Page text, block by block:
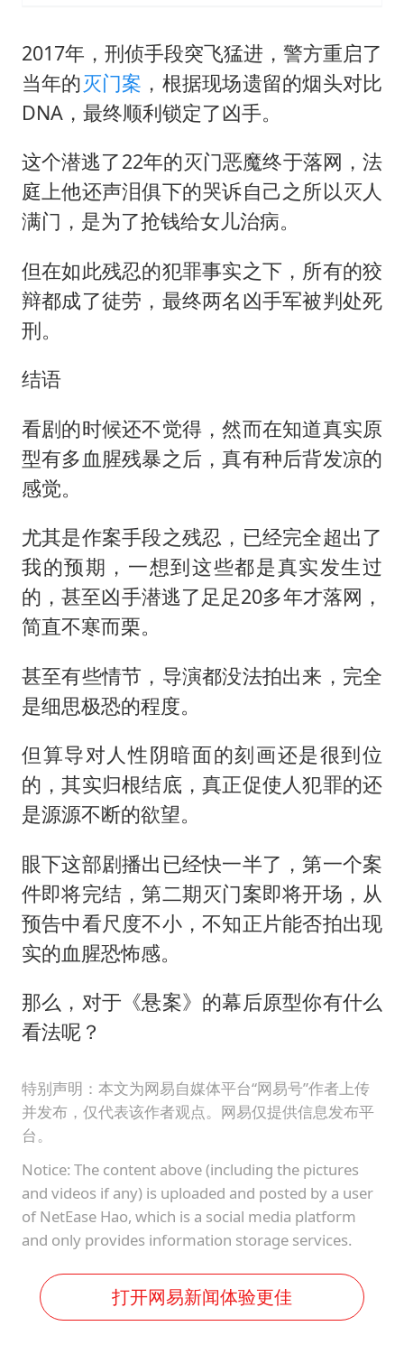
2017年，刑侦手段突飞猛进，警方重启了
当年的灭门案 ，根据现场遗留的烟头对比
DNA，最终顺利锁定了凶手。
这个潜逃了22年的灭门恶魔终于落网，法
庭上他还声泪俱下的哭诉自己之所以灭人
满门，是为了抢钱给女儿治病。
但在如此残忍的犯罪事实之下，所有的狡
辩都成了徒劳，最终两名凶手军被判处死
刑。
结语
看剧的时候还不觉得，然而在知道真实原
型有多血腥残暴之后，真有种后背发凉的
感觉。
尤其是作案手段之残忍，已经完全超出了
我的预期，一想到这些都是真实发生过
的，甚至凶手潜逃了足足20多年才落网，
简直不寒而栗。
甚至有些情节，导演都没法拍出来，完全
是细思极恐的程度。
但算导对人性阴暗面的刻画还是很到位
的，其实归根结底，真正促使人犯罪的还
是源源不断的欲望。
眼下这部剧播出已经快一半了，第一个案
件即将完结，第二期灭门案即将开场，从
预告中看尺度不小，不知正片能否拍出现
实的血腥恐怖感。
那么，对于《悬案》的幕后原型你有什么
看法呢？
特别声明：本文为网易自媒体平台“网易号”作者上传
并发布，仅代表该作者观点。网易仅提供信息发布平
台。
Notice: The content above (including the pictures
and videos if any) is uploaded and posted by a user
of NetEase Hao, which is a social media platform
and only provides information storage services.
打开网易新闻体验更佳